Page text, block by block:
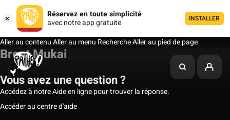
Réservez en toute simplicité
avec notre app gratuite
INSTALLER
Aller au contenuAller au menu RechercheAller au pied de page
Brent Mukai
Vous avez une question ?
Accédez à notre Aide en ligne pour trouver la réponse.
Accéder au centre d'aide